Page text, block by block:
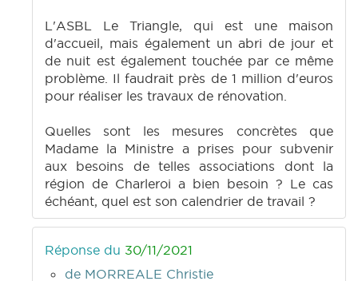
L'ASBL Le Triangle, qui est une maison
d'accueil, mais également un abri de jour et
de nuit est également touchée par ce même
problème. Il faudrait près de 1 million d'euros
pour réaliser les travaux de rénovation.
Quelles sont les mesures concrètes que
Madame la Ministre a prises pour subvenir
aux besoins de telles associations dont la
région de Charleroi a bien besoin ? Le cas
échéant, quel est son calendrier de travail ?
Réponse du 30/11/2021
de MORREALE Christie